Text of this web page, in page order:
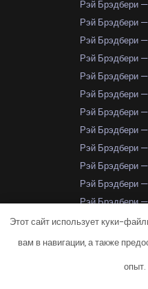
Рэй Брэдбери —
Рэй Брэдбери —
Рэй Брэдбери —
Рэй Брэдбери —
Рэй Брэдбери —
Рэй Брэдбери —
Рэй Брэдбери —
Рэй Брэдбери —
Рэй Брэдбери —
Рэй Брэдбери —
Рэй Брэдбери —
Рэй Брэдбери —
Рэй Брэдбери —
Рэй Брэдбери —
Рэй Брэдбери —
Рэй Брэдбери —
Этот сайт использует куки-
вам в навигации, а также
опыт.